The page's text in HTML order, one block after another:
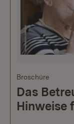
Broschüre
Das
Hinweise